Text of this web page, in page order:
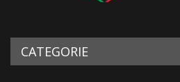
CATEGORIE